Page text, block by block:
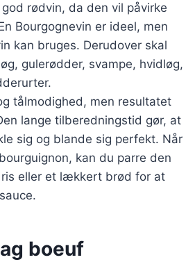
rødvin, da den vil påvirke
Bourgognevin er ideel, men
kan bruges. Derudover skal
gulerødder, svampe, hvidløg,
tålmodighed, men resultatet
lange tilberedningstid gør, at
sig og blande sig perfekt. Når
kan du parre den
eller et lækkert brød for at
boeuf